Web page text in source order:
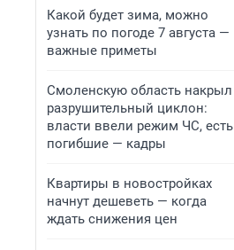
Какой будет зима, можно
узнать по погоде 7 августа —
важные приметы
Смоленскую область накрыл
разрушительный циклон:
власти ввели режим ЧС, есть
погибшие — кадры
Квартиры в новостройках
начнут дешеветь — когда
ждать снижения цен